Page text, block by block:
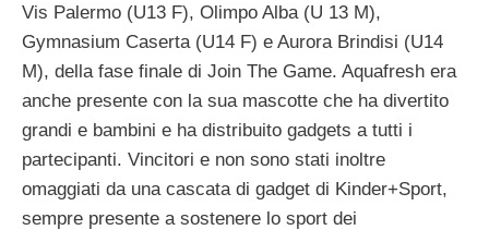
Vis Palermo (U13 F), Olimpo Alba (U 13 M),
Gymnasium Caserta (U14 F) e Aurora Brindisi (U14
M), della fase finale di Join The Game. Aquafresh era
anche presente con la sua mascotte che ha divertito
grandi e bambini e ha distribuito gadgets a tutti i
partecipanti. Vincitori e non sono stati inoltre
omaggiati da una cascata di gadget di Kinder+Sport,
sempre presente a sostenere lo sport dei